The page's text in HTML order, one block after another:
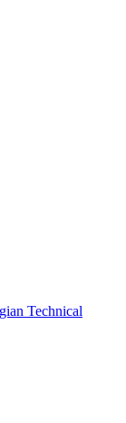
Technical